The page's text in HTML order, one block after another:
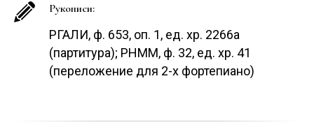
Рукописи:
РГАЛИ, ф. 653, оп. 1, ед. хр. 2266а
(партитура); РНММ, ф. 32, ед. хр. 41
(переложение для 2-х фортепиано)